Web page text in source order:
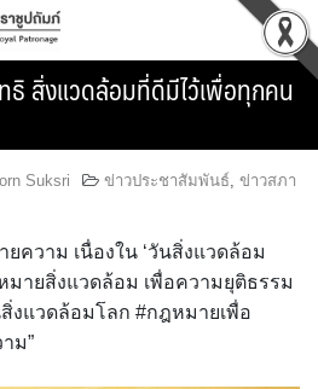
ธิ สิ่งแวดล้อมที่ดีมีไว้เพื่อทุกคน
Suksri ข่าวประชาสัมพันธ์, ข่าวสภา
ความ เนื่องใน ‘วันสิ่งแวดล้อม
มายสิ่งแวดล้อม เพื่อความยุติธรรม
งแวดล้อมโลก #กฎหมายเพื่อ
ม”